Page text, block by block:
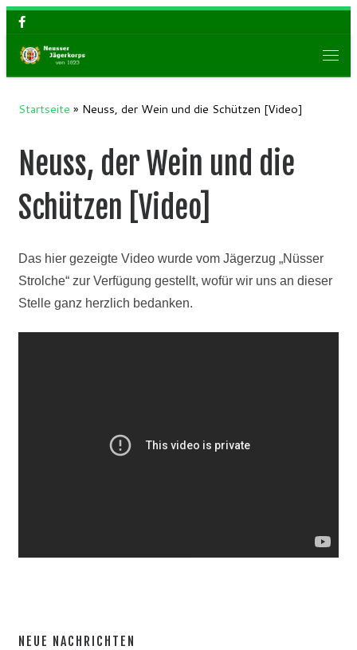
Zum Inhalt springen
Startseite » Neuss, der Wein und die Schützen [Video]
Neuss, der Wein und die
Schützen [Video]
Das hier gezeigte Video wurde vom Jägerzug „Nüsser
Strolche“ zur Verfügung gestellt, wofür wir uns an dieser
Stelle ganz herzlich bedanken.
NEUE NACHRICHTEN